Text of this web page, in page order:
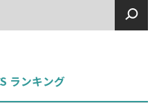
ランキング